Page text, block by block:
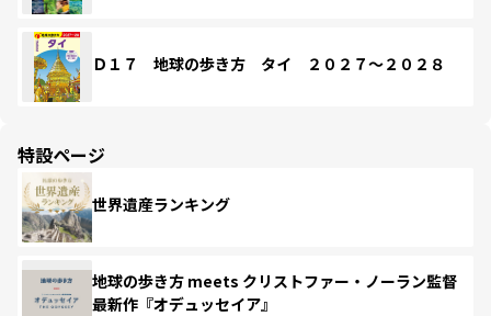
Ｄ１７ 地球の歩き方 タイ ２０２７～２０２８
特設ページ
世界遺産ランキング
地球の歩き方 meets クリストファー・ノーラン監督
最新作『オデュッセイア』